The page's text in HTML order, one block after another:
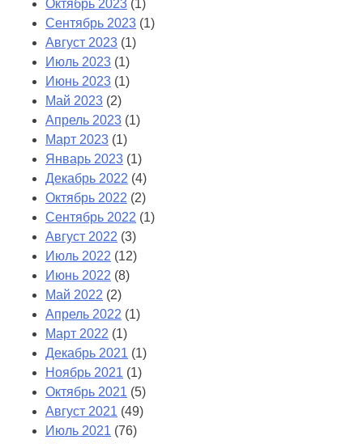
Октябрь 2023 (1)
Сентябрь 2023 (1)
Август 2023 (1)
Июль 2023 (1)
Июнь 2023 (1)
Май 2023 (2)
Апрель 2023 (1)
Март 2023 (1)
Январь 2023 (1)
Декабрь 2022 (4)
Октябрь 2022 (2)
Сентябрь 2022 (1)
Август 2022 (3)
Июль 2022 (12)
Июнь 2022 (8)
Май 2022 (2)
Апрель 2022 (1)
Март 2022 (1)
Декабрь 2021 (1)
Ноябрь 2021 (1)
Октябрь 2021 (5)
Август 2021 (49)
Июль 2021 (76)